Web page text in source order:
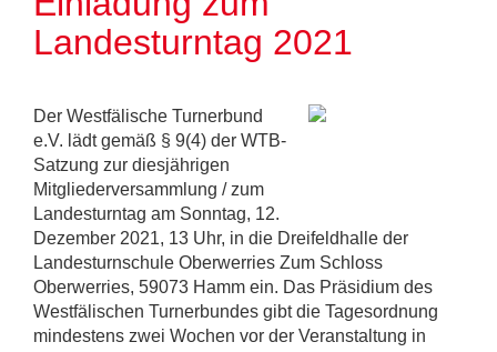
Landesturntag 2021
Der Westfälische Turnerbund
e.V. lädt gemäß § 9(4) der WTB-
Satzung zur diesjährigen
Mitgliederversammlung / zum
Landesturntag am Sonntag, 12.
Dezember 2021, 13 Uhr, in die Dreifeldhalle der
Landesturnschule Oberwerries Zum Schloss
Oberwerries, 59073 Hamm ein. Das Präsidium des
Westfälischen Turnerbundes gibt die Tagesordnung
mindestens zwei Wochen vor der Veranstaltung in